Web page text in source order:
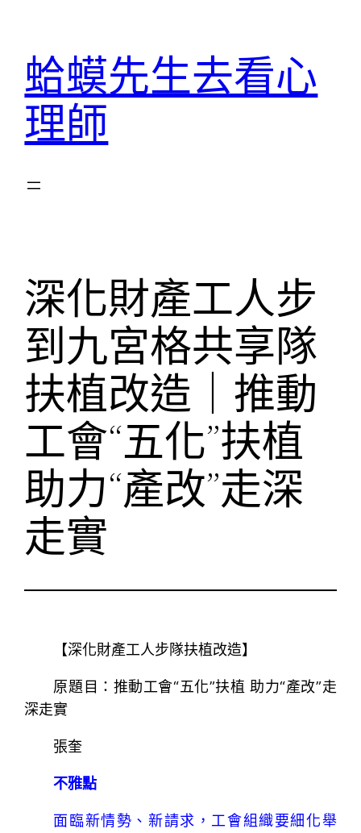
蛤蟆先生去看心
理師
深化財產工人步
到九宮格共享隊
扶植改造｜推動
工會“五化”扶植
助力“產改”走深
走實
【深化財產工人步隊扶植改造】
原題目：推動工會“五化”扶植 助力“產改”走
深走實
張奎
不雅點
面臨新情勢、新請求，工會組織要細化舉